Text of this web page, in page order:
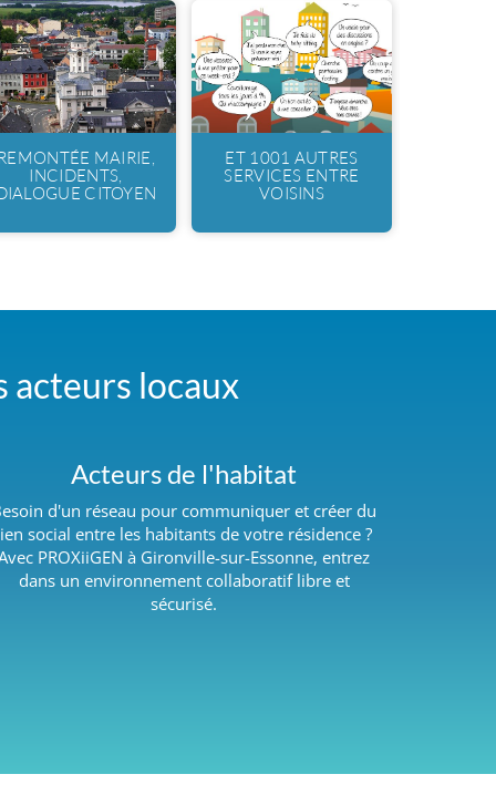
MAIRIE,
INCIDENTS,
CITOYEN
ET 1001 AUTRES
SERVICES ENTRE
VOISINS
acteurs locaux
Acteurs de l'habitat
d'un réseau pour communiquer et créer du
social entre les habitants de votre résidence ?
PROXiiGEN à Gironville-sur-Essonne, entrez
dans un environnement collaboratif libre et
sécurisé.